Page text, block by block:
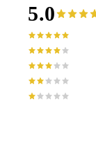
5.0